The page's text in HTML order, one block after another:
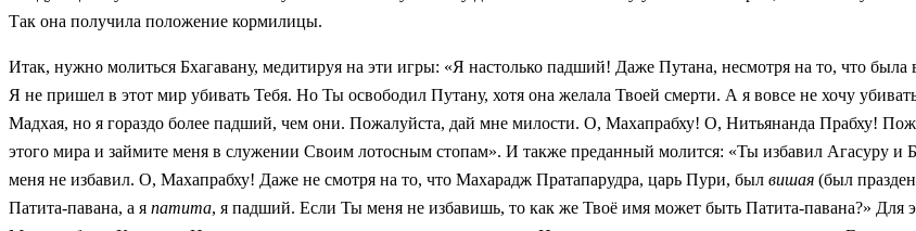
Так она получила положение кормилицы.
Итак, нужно молиться Бхагавану, медитируя на эти игры: «Я настолько падший! Даже Путана, несмотря на то, что
Я не пришел в этот мир убивать Тебя. Но Ты освободил Путану, хотя она желала Твоей смерти. А я вовсе не хочу
Мадхая, но я гораздо более падший, чем они. Пожалуйста, дай мне милости. О, Махапрабху! О, Нитьянанда Прабху!
этого мира и займите меня в служении Своим лотосным стопам». И также преданный молится: «Ты избавил Агасуру и
меня не избавил. О, Махапрабху! Даже не смотря на то, что Махарадж Пратапарудра, царь Пури, был вишая (был
Патита-павана, а я патита, я падший. Если Ты меня не избавишь, то как же Твоё имя может быть Патита-павана?»